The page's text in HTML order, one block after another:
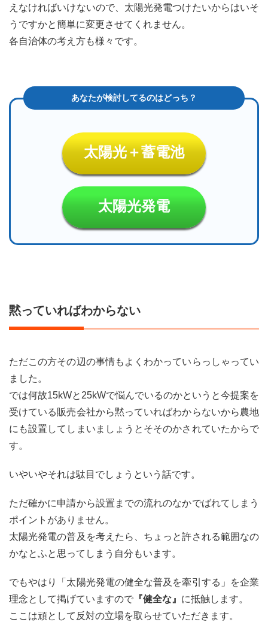
えなければいけないので、太陽光発電つけたいからはいそ
うですかと簡単に変更させてくれません。
各自治体の考え方も様々です。
太陽光＋蓄電池
太陽光発電
黙っていればわからない
ただこの方その辺の事情もよくわかっていらっしゃってい
ました。
では何故15kWと25kWで悩んでいるのかというと今提案を
受けている販売会社から黙っていればわからないから農地
にも設置してしまいましょうとそそのかされていたからで
す。
いやいやそれは駄目でしょうという話です。
ただ確かに申請から設置までの流れのなかでばれてしまう
ポイントがありません。
太陽光発電の普及を考えたら、ちょっと許される範囲なの
かなとふと思ってしまう自分もいます。
でもやはり「太陽光発電の健全な普及を牽引する」を企業
理念として掲げていますので 『健全な』 に抵触します。
ここは頑として反対の立場を取らせていただきます。